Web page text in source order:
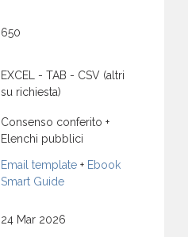
650
EXCEL - TAB - CSV (altri
su richiesta)
Consenso conferito +
Elenchi pubblici
Email template + Ebook
Smart Guide
24 Mar 2026